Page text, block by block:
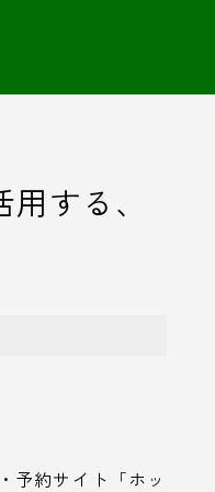
する、
予約サイト「ホッ